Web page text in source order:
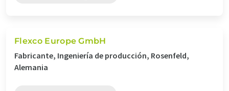
Flexco Europe GmbH
Fabricante, Ingeniería de producción, Rosenfeld,
Alemania